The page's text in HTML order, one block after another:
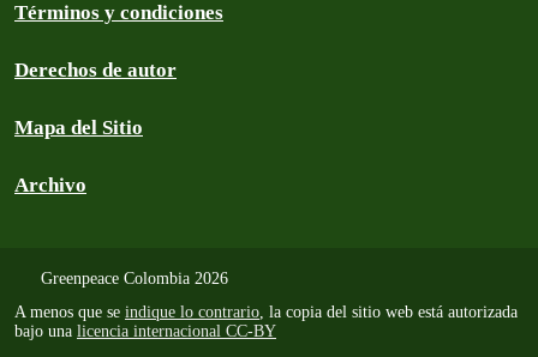
Términos y condiciones
Derechos de autor
Mapa del Sitio
Archivo
Greenpeace Colombia 2026
A menos que se indique lo contrario, la copia del sitio web está autorizada
bajo una licencia internacional CC-BY